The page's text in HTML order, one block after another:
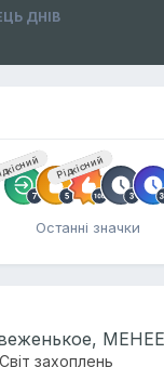
ДНІВ
Рідкісний
Останні значки
Світ захоплень